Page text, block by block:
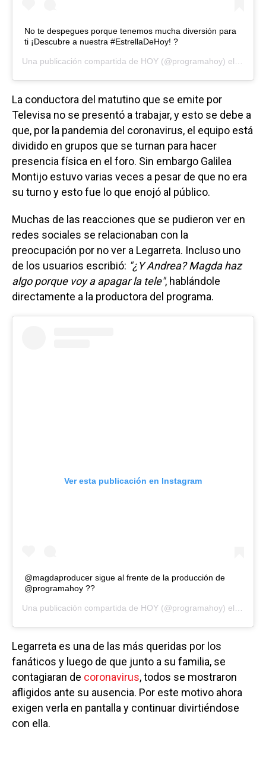
No te despegues porque tenemos mucha diversión para
ti ¡Descubre a nuestra #EstrellaDeHoy! ?
Una publicación compartida de HOY (@programahoy) el
La conductora del matutino que se emite por
Televisa no se presentó a trabajar, y esto se debe a
que, por la pandemia del coronavirus, el equipo está
dividido en grupos que se turnan para hacer
presencia física en el foro. Sin embargo Galilea
Montijo estuvo varias veces a pesar de que no era
su turno y esto fue lo que enojó al público.
Muchas de las reacciones que se pudieron ver en
redes sociales se relacionaban con la
preocupación por no ver a Legarreta. Incluso uno
de los usuarios escribió: "¿Y Andrea? Magda haz
algo porque voy a apagar la tele", hablándole
directamente a la productora del programa.
Ver esta publicación en Instagram
@magdaproducer sigue al frente de la producción de
@programahoy ??
Una publicación compartida de HOY (@programahoy) el
Legarreta es una de las más queridas por los
fanáticos y luego de que junto a su familia, se
contagiaran de coronavirus, todos se mostraron
afligidos ante su ausencia. Por este motivo ahora
exigen verla en pantalla y continuar divirtiéndose
con ella.